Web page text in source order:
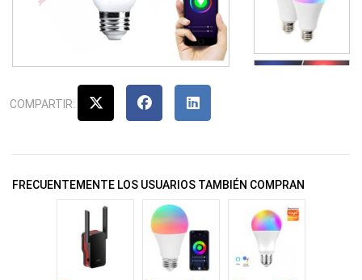
COMPARTIR:
FRECUENTEMENTE LOS USUARIOS TAMBIÉN COMPRAN